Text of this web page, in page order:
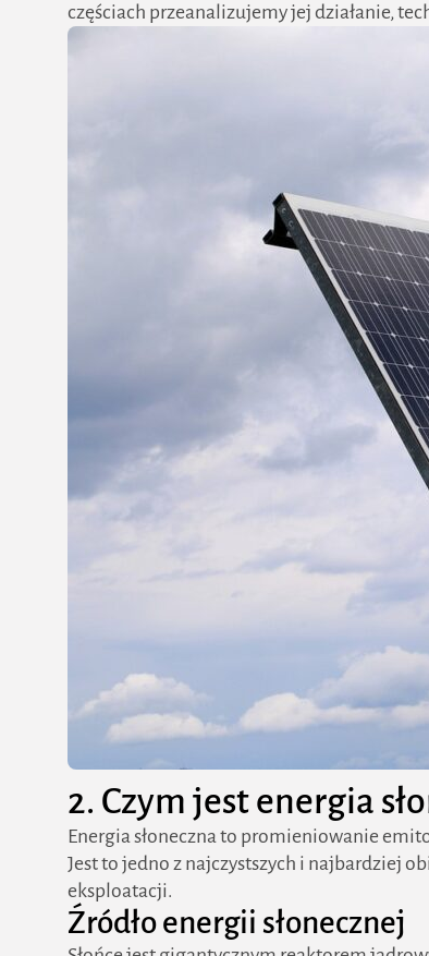
częściach przeanalizujemy jej działanie,
2. Czym jest energia
Energia słoneczna to promieniowanie
Jest to jedno z najczystszych i najbardziej
eksploatacji.
Źródło energii słonecznej